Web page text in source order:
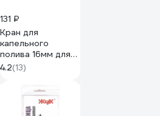
131 ₽
Кран для
капельного
полива 16мм для
ленты, стартовый
с уплотнительной
резинкой
MasterProf
ДС.060090.ИМ
4.2(13)